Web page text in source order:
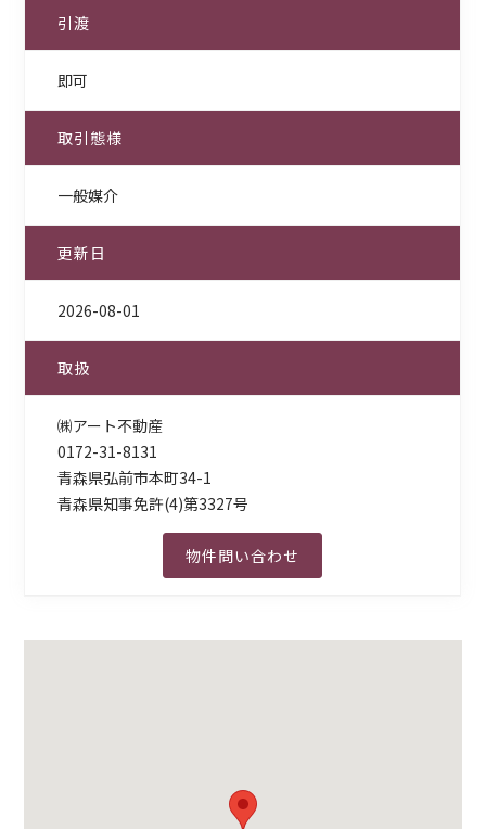
引渡
即可
取引態様
一般媒介
更新日
2026-08-01
取扱
㈱アート不動産
0172-31-8131
青森県弘前市本町34-1
青森県知事免許(4)第3327号
物件問い合わせ